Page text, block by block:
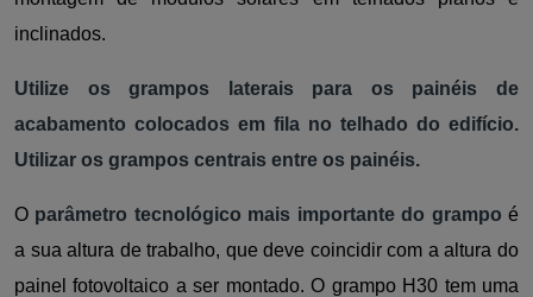
inclinados.
Utilize os grampos laterais para os painéis de
acabamento colocados em fila no telhado do edifício.
Utilizar os grampos centrais entre os painéis.
O parâmetro tecnológico mais importante do grampo é
a sua altura de trabalho, que deve coincidir com a altura do
painel fotovoltaico a ser montado. O grampo H30 tem uma